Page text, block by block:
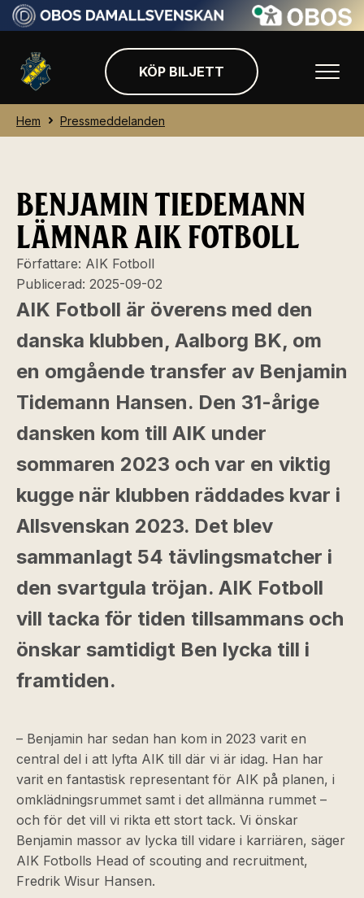
KÖP BILJETT
Hem Pressmeddelanden
BENJAMIN TIEDEMANN
LÄMNAR AIK FOTBOLL
Författare: AIK Fotboll
Publicerad: 2025-09-02
AIK Fotboll är överens med den
danska klubben, Aalborg BK, om
en omgående transfer av Benjamin
Tidemann Hansen. Den 31-årige
dansken kom till AIK under
sommaren 2023 och var en viktig
kugge när klubben räddades kvar i
Allsvenskan 2023. Det blev
sammanlagt 54 tävlingsmatcher i
den svartgula tröjan. AIK Fotboll
vill tacka för tiden tillsammans och
önskar samtidigt Ben lycka till i
framtiden.
– Benjamin har sedan han kom in 2023 varit en
central del i att lyfta AIK till där vi är idag. Han har
varit en fantastisk representant för AIK på planen, i
omklädningsrummet samt i det allmänna rummet –
och för det vill vi rikta ett stort tack. Vi önskar
Benjamin massor av lycka till vidare i karriären, säger
AIK Fotbolls Head of scouting and recruitment,
Fredrik Wisur Hansen.